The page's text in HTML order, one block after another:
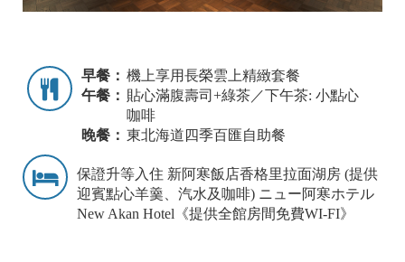
早餐： 機上享用長榮雲上精緻套餐
午餐： 貼心滿腹壽司+綠茶／下午茶: 小點心
咖啡
晚餐： 東北海道四季百匯自助餐
保證升等入住 新阿寒飯店香格里拉面湖房 (提供
迎賓點心羊羹、汽水及咖啡) ニュー阿寒ホテル
New Akan Hotel《提供全館房間免費WI-FI》